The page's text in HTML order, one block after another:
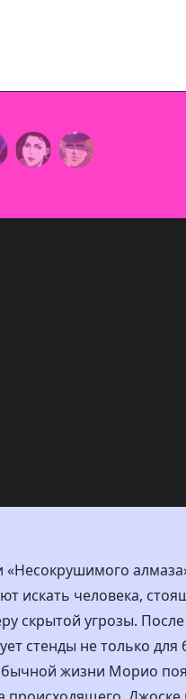
«Несокрушимого
искать человека,
скрытой угрозы.
стенды не только
жизни Морио